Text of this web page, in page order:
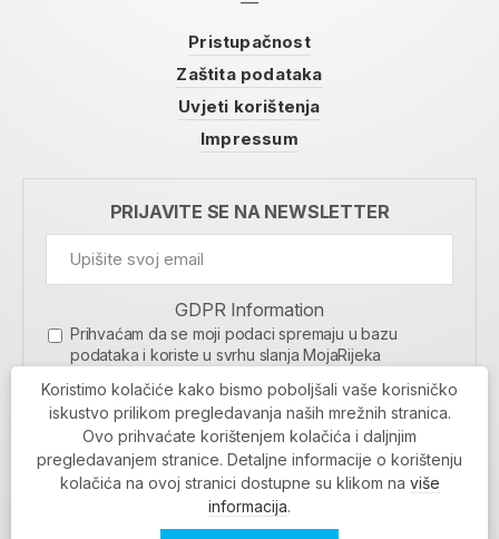
Pristupačnost
Zaštita podataka
Uvjeti korištenja
Impressum
PRIJAVITE SE NA NEWSLETTER
GDPR Information
Prihvaćam da se moji podaci spremaju u bazu
podataka i koriste u svrhu slanja MojaRijeka
MOJARIJEKA NEWSLETTER
PRIJAVI SE
Koristimo kolačiće kako bismo poboljšali vaše korisničko
iskustvo prilikom pregledavanja naših mrežnih stranica.
Ovo prihvaćate korištenjem kolačića i daljnjim
pregledavanjem stranice. Detaljne informacije o korištenju
kolačića na ovoj stranici dostupne su klikom na više
informacija.